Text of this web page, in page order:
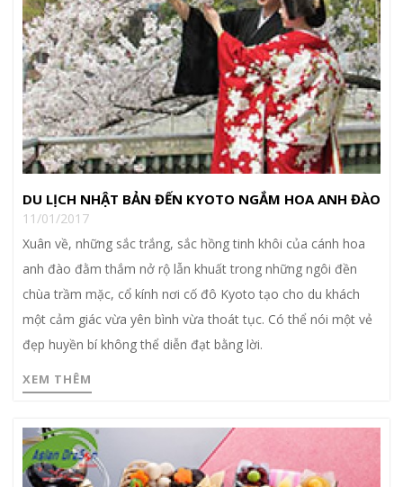
DU LỊCH NHẬT BẢN ĐẾN KYOTO NGẮM HOA ANH ĐÀO
11/01/2017
Xuân về, những sắc trắng, sắc hồng tinh khôi của cánh hoa
anh đào đằm thắm nở rộ lẫn khuất trong những ngôi đền
chùa trầm mặc, cổ kính nơi cố đô Kyoto tạo cho du khách
một cảm giác vừa yên bình vừa thoát tục. Có thể nói một vẻ
đẹp huyền bí không thể diễn đạt bằng lời.
XEM THÊM